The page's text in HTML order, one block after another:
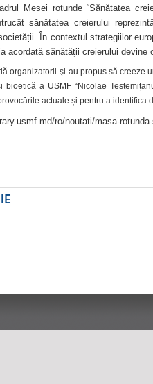
Mesei rotunde “Sănătatea
sănătatea creierului
În contextul strategiilor
acordată sănătății creierului devine
organizatorii şi-au propus să
bioetică a USMF “Nicolae
actuale și pentru a
ro/noutati/masa-